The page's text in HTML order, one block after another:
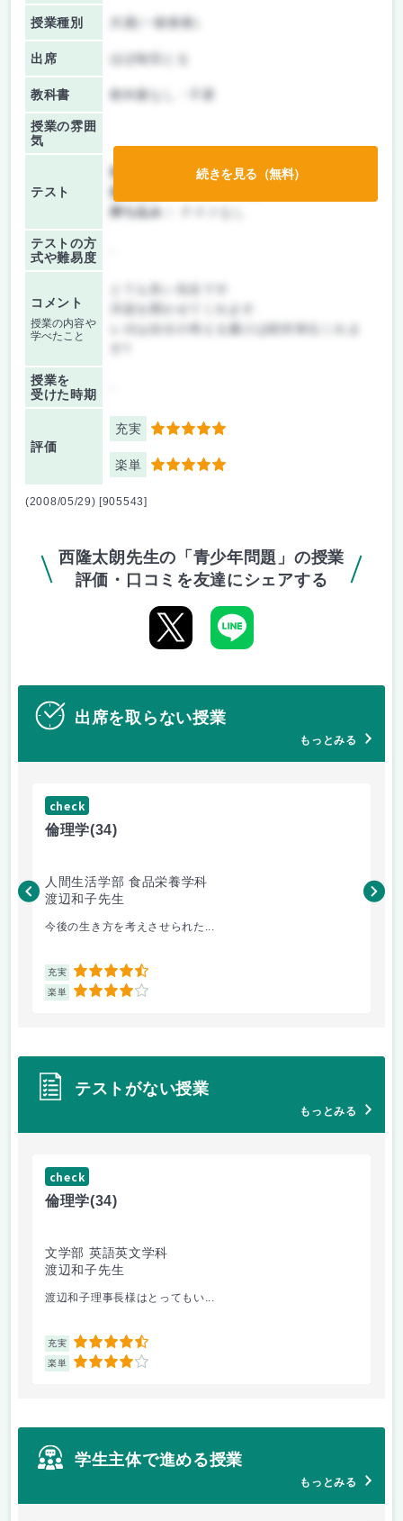
授業種別 共通(一般教養)
出席 ほぼ毎回とる
教科書 教科書なし・不要
授業の雰囲
気
テスト
前期/中間：
授業無し
後期/期末：
持ち込み：
テストの方
式や難易度
コメント
授業の内容や
学べたこと
レポは自分の考えを書けば絶対単位くれま
授業を
受けた時期
評価
充実 5
楽単 5
続きを見る（無料）
(2008/05/29) [905543]
西隆太朗先生の「青少年問題」の授業
評価・口コミを友達にシェアする
出席を取らない授業
もっとみる
check
倫理学(34)
人間生活学部 食品栄養学科
渡辺和子先生
今後の生き方を考えさせられた...
充実 4.5
楽単 4
保
テストがない授業
もっとみる
check
倫理学(34)
文学部 英語英文学科
渡辺和子先生
渡辺和子理事長様はとってもい...
充実 4.5
楽単 4
学生主体で進める授業
もっとみる